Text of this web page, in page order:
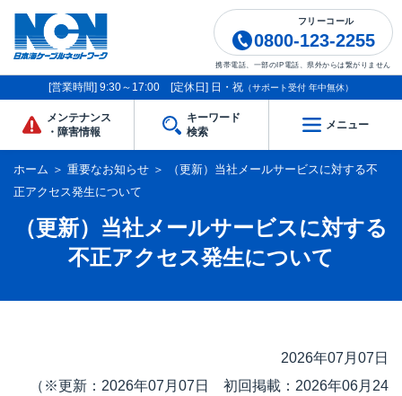
フリーコール
0800-123-2255
携帯電話、一部のIP電話、県外からは繋がりません
[営業時間] 9:30～17:00 [定休日] 日・祝 （サポート受付 年中無休）
メンテナンス
・障害情報
キーワード
検索
メニュー
ホーム ＞ 重要なお知らせ ＞
（更新）当社メールサービスに対する不
正アクセス発生について
（更新）当社メールサービスに対する
不正アクセス発生について
2026年07月07日
（※更新：2026年07月07日 初回掲載：2026年06月24